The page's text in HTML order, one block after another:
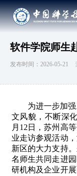
软件学院师生
发布时间：2026-05-21